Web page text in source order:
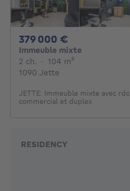
379 000 €
Immeuble mixte
2 ch. 2 chambres
· 104 m²
1090 Jette
JETTE: Immeuble mixte avec rdc
commercial et duplex
RESIDENCY